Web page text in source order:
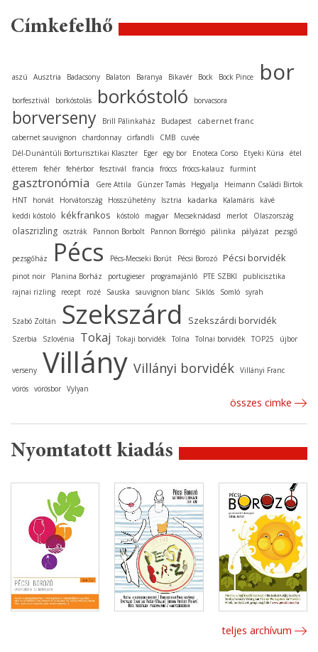
Címkefelhő
aszú Ausztria Badacsony Balaton Baranya Bikavér Bock Bock Pince bor
borfesztivál borkóstolás borkóstoló borvacsora
borverseny Brill Pálinkaház Budapest cabernet franc
cabernet sauvignon chardonnay cirfandli CMB cuvée
Dél-Dunántúli Borturisztikai Klaszter
Eger egy bor Enoteca Corso Etyeki Kúria
étel
étterem
fehér fehérbor fesztivál francia fröccs fröccs-kalauz furmint
gasztronómia Gere Attila Günzer Tamás Hegyalja
Heimann Családi Birtok
HNT
horvát Horvátország Hosszúhetény Isztria kadarka Kalamáris
kávé
keddi kóstoló kékfrankos kóstoló magyar Mecseknádasd merlot Olaszország
olaszrizling osztrák Pannon Borbolt Pannon Borrégió pálinka pályázat pezsgő
pezsgőház Pécs Pécs-Mecseki Borút Pécsi Borozó Pécsi borvidék
pinot noir Planina Borház portugieser programajánló PTE SZBKI
publicisztika
rajnai rizling
recept rozé Sauska sauvignon blanc Siklós Somló syrah
Szabó Zoltán Szekszárd Szekszárdi borvidék
Szerbia Szlovénia Tokaj Tokaji borvidék Tolna Tolnai borvidék TOP25 újbor
verseny Villány Villányi borvidék Villányi Franc
vörös vörösbor Vylyan
összes cimke
Nyomtatott kiadás
teljes archívum